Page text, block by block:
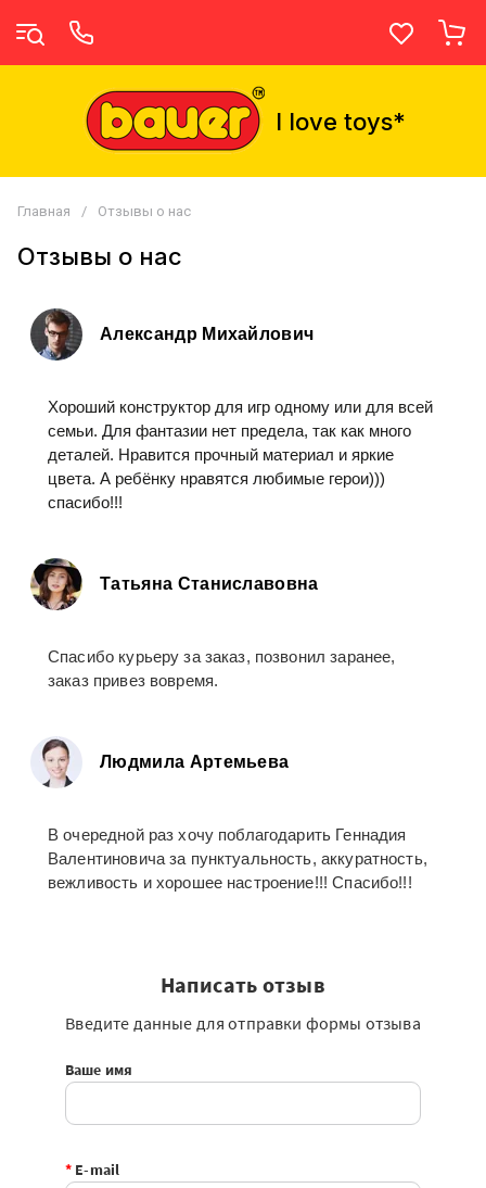
I love toys*
Главная / Отзывы о нас
Отзывы о нас
Александр Михайлович
Хороший конструктор для игр одному или для всей
семьи. Для фантазии нет предела, так как много
деталей. Нравится прочный материал и яркие
цвета. А ребёнку нравятся любимые герои)))
спасибо!!!
Татьяна Станиславовна
Спасибо курьеру за заказ, позвонил заранее,
заказ привез вовремя.
Людмила Артемьева
В очередной раз хочу поблагодарить Геннадия
Валентиновича за пунктуальность, аккуратность,
вежливость и хорошее настроение!!! Спасибо!!!
Написать отзыв
Введите данные для отправки формы отзыва
Ваше имя
* E-mail